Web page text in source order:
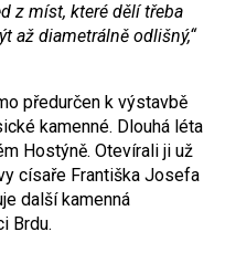
z míst, které dělí třeba
až diametrálně odlišný,“
předurčen k výstavbě
kamenné. Dlouhá léta
Hostýně. Otevírali ji už
císaře Františka Josefa
další kamenná
Brdu.